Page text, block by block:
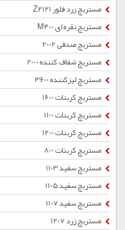
مستربچ زرد فلور Z2121
مستربچ نقره ای M400
مستربچ صدفی 2002
مستربچ شفاف کننده 2000
مستربچ لیزکننده 3600
مستربچ کربنات 1600
مستربچ کربنات 1100
مستربچ کربنات 1200
مستربچ کربنات 800
مستربچ سفید 1103
مستربچ سفید 1105
مستربچ سفید 1107
مستربچ زرد 1207